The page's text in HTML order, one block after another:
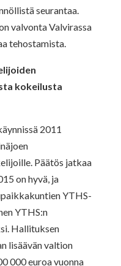
seurantaa.
valvonta Valvirassa
tehostamista.
kokeilusta
2011
Päätös jatkaa
on hyvä, ja
YTHS-
YTHS:n
Hallituksen
lisäävän valtion
000 euroa vuonna